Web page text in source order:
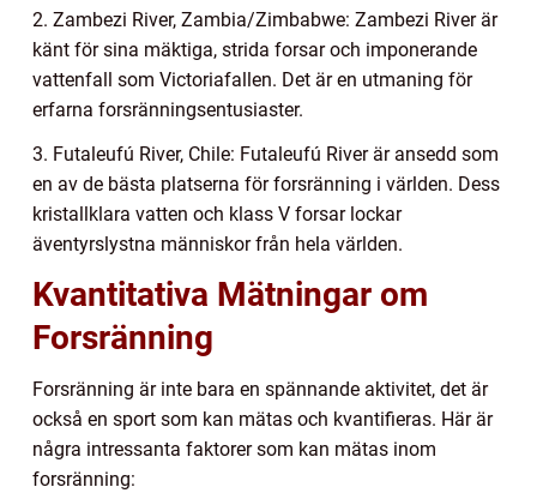
2. Zambezi River, Zambia/Zimbabwe: Zambezi River är
känt för sina mäktiga, strida forsar och imponerande
vattenfall som Victoriafallen. Det är en utmaning för
erfarna forsränningsentusiaster.
3. Futaleufú River, Chile: Futaleufú River är ansedd som
en av de bästa platserna för forsränning i världen. Dess
kristallklara vatten och klass V forsar lockar
äventyrslystna människor från hela världen.
Kvantitativa Mätningar om
Forsränning
Forsränning är inte bara en spännande aktivitet, det är
också en sport som kan mätas och kvantifieras. Här är
några intressanta faktorer som kan mätas inom
forsränning: